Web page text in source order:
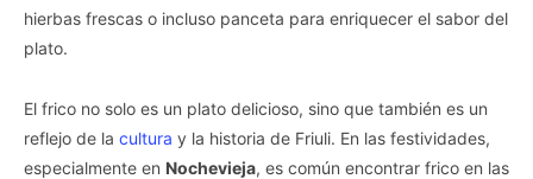
hierbas frescas o incluso panceta para enriquecer el sabor del
plato.
El frico no solo es un plato delicioso, sino que también es un
reflejo de la cultura y la historia de Friuli. En las festividades,
especialmente en Nochevieja, es común encontrar frico en las